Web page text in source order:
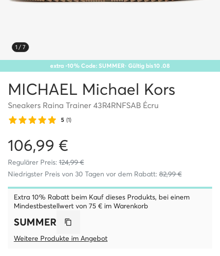
1 / 7
extra -10% Code: SUMMER· Gültig bis10 .08
MICHAEL Michael Kors
Sneakers Raina Trainer 43R4RNFSAB Écru
5 (1)
106,99 €
Regulärer Preis: 124,99 €
Niedrigster Preis von 30 Tagen vor dem Rabatt: 82,99 €
Extra 10% Rabatt beim Kauf dieses Produkts, bei einem
Mindestbestellwert von 75 € im Warenkorb
SUMMER
Weitere Produkte im Angebot